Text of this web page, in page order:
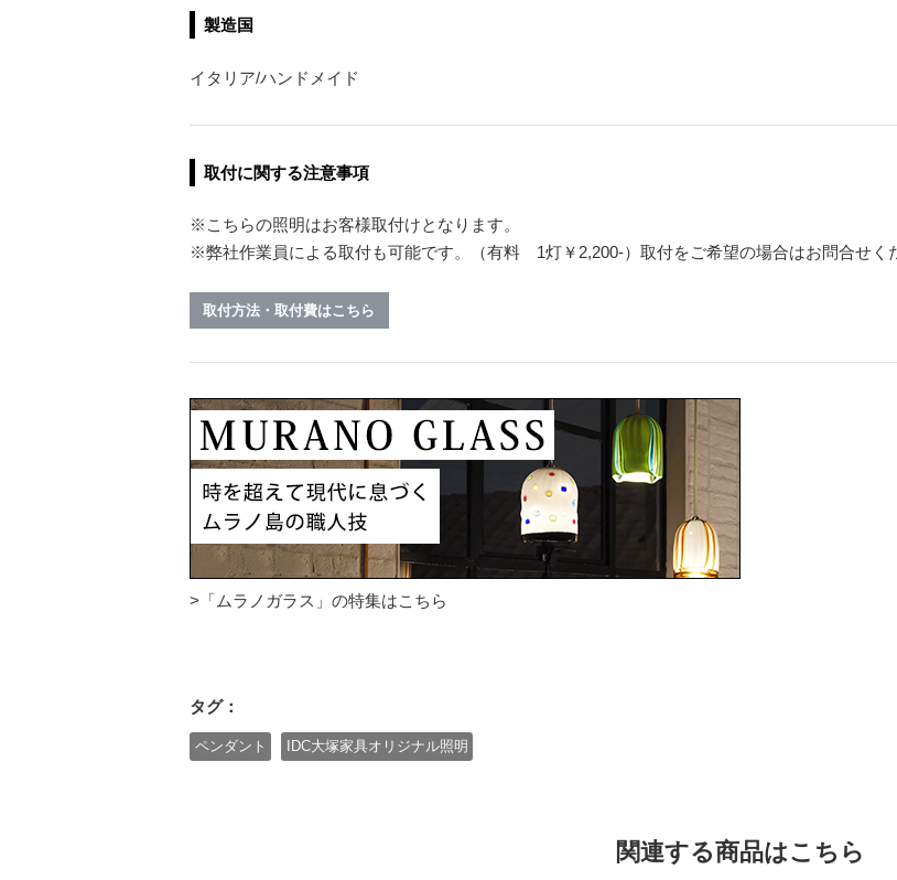
製造国
イタリア/ハンドメイド
取付に関する注意事項
※こちらの照明はお客様取付けとなります。
※弊社作業員による取付も可能です。（有料 1灯￥2,200-）取付をご希望の場合はお問合せく
取付方法・取付費はこちら
>「ムラノガラス」の特集はこちら
タグ：
ペンダント IDC大塚家具オリジナル照明
関連する商品はこちら